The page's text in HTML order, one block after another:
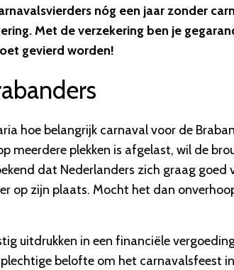
nóg een jaar zonder
Met de verzekering ben je
gevierd worden!
hoe belangrijk carnaval voor de
meerdere plekken is afgelast, wil de
dat Nederlanders zich graag goed
op zijn plaats. Mocht het dan
uitdrukken in een financiële
belofte om het carnavalsfeest